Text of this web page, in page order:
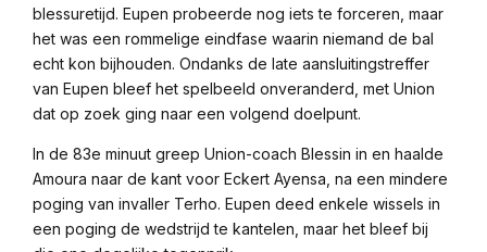
blessuretijd. Eupen probeerde nog iets te forceren, maar
het was een rommelige eindfase waarin niemand de bal
echt kon bijhouden. Ondanks de late aansluitingstreffer
van Eupen bleef het spelbeeld onveranderd, met Union
dat op zoek ging naar een volgend doelpunt.
In de 83e minuut greep Union-coach Blessin in en haalde
Amoura naar de kant voor Eckert Ayensa, na een mindere
poging van invaller Terho. Eupen deed enkele wissels in
een poging de wedstrijd te kantelen, maar het bleef bij